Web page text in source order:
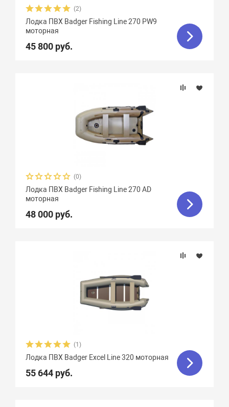
(2)
Лодка ПВХ Badger Fishing Line 270 PW9
моторная
45 800 руб.
(0)
Лодка ПВХ Badger Fishing Line 270 AD
моторная
48 000 руб.
(1)
Лодка ПВХ Badger Excel Line 320 моторная
55 644 руб.